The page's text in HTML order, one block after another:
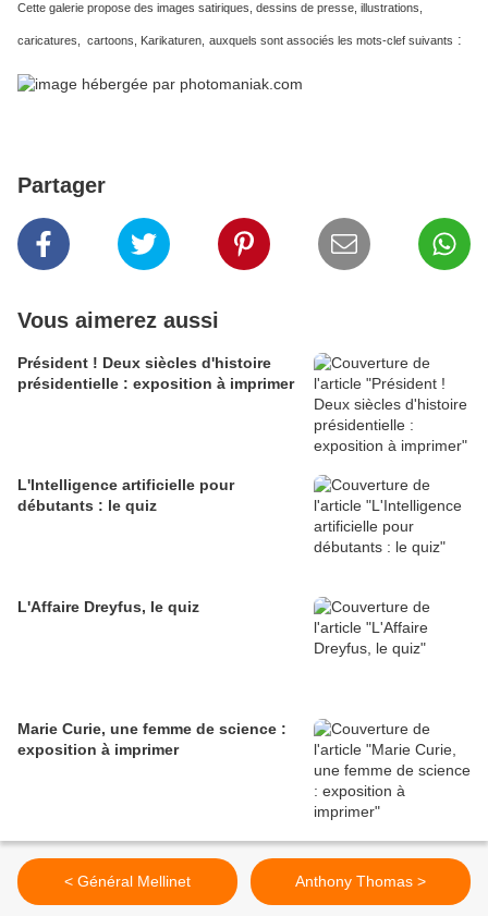
Cette galerie propose des images satiriques, dessins de presse, illustrations,
caricatures, cartoons, Karikaturen, auxquels sont associés les mots-clef suivants :
Partager
Vous aimerez aussi
Président ! Deux siècles d'histoire
présidentielle : exposition à imprimer
L'Intelligence artificielle pour
débutants : le quiz
L'Affaire Dreyfus, le quiz
Marie Curie, une femme de science :
exposition à imprimer
< Général Mellinet Anthony Thomas >